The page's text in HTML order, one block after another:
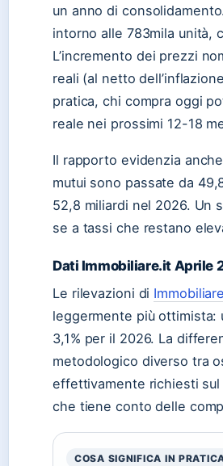
un anno di
intorno alle 783mila unità,
L’incremento dei prezzi
reali (al netto
pratica, chi compra oggi
reale nei prossimi 12-18
Il rapporto evidenzia
mutui sono passate da
52,8 miliardi nel 2026. Un
se a tassi che restano
Dati Immobiliare.it Aprile
Le rilevazioni di
leggermente più ottimista:
3,1% per il 2026. La
metodologico diverso tra
effettivamente richiesti
che tiene conto delle
COSA SIGNIFICA IN